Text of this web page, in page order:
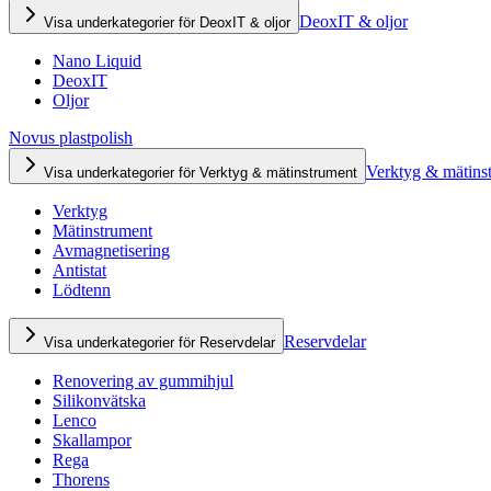
Visa underkategorier för DeoxIT & oljor DeoxIT & oljor
Nano Liquid
DeoxIT
Oljor
Novus plastpolish
Visa underkategorier för Verktyg & mätinstrument Verktyg &
Verktyg
Mätinstrument
Avmagnetisering
Antistat
Lödtenn
Visa underkategorier för Reservdelar Reservdelar
Renovering av gummihjul
Silikonvätska
Lenco
Skallampor
Rega
Thorens